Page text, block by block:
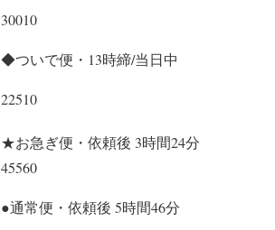
30010
◆ついで便・13時締/当日中
22510
★お急ぎ便・依頼後 3時間24分
45560
●通常便・依頼後 5時間46分